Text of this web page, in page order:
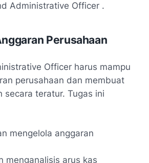
Administrative Officer .
Perusahaan
Officer harus mampu
perusahaan dan membuat
secara teratur. Tugas ini
mengelola anggaran
menganalisis arus kas